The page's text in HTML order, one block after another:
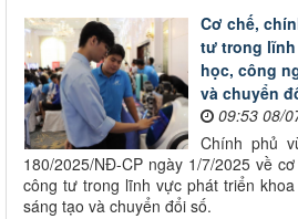
Cơ chế,
tư trong
học, công
và chuyển
09:53 08/
Chính phủ
180/2025/NĐ-CP ngày 1/7/2025 về
công tư trong lĩnh vực phát triển
sáng tạo và chuyển đổi số.